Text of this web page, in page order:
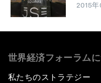
2015
世界経済フォーラム
私たちのストラテジー